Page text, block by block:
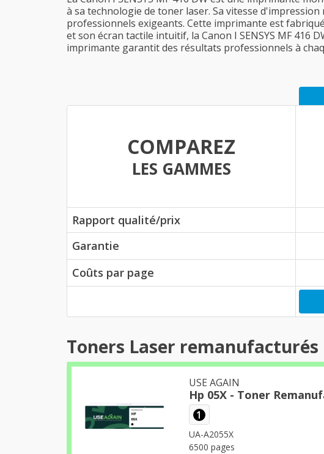
à sa technologie de toner laser. Sa vitesse
professionnels exigeants. Cette imprimante est
et son écran tactile intuitif, la Canon I SENSYS MF 416
imprimante garantit des résultats professionnels à
COMPAREZ
LES GAMMES
Rapport qualité/prix
Garantie
Coûts par page
Toners Laser remanufacturés
USE AGAIN
Hp 05X - Toner
1
UA-A2055X
6500 pages